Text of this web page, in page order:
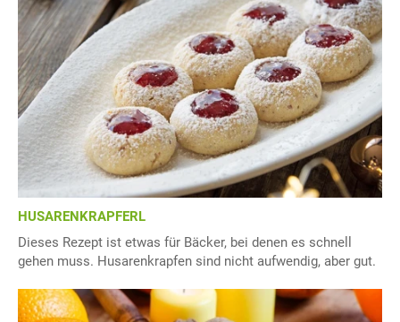
HUSARENKRAPFERL
Dieses Rezept ist etwas für Bäcker, bei denen es schnell
gehen muss. Husarenkrapfen sind nicht aufwendig, aber gut.